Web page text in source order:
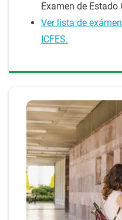
Examen de Estado
Ver lista de
ICFES.